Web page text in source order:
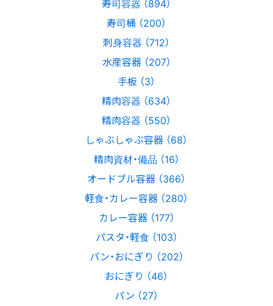
寿司桶 （200）
刺身容器 （712）
水産容器 （207）
手板 （3）
精肉容器 （634）
精肉容器 （550）
しゃぶしゃぶ容器 （68）
精肉資材・備品 （16）
オードブル容器 （366）
軽食・カレー容器 （280）
カレー容器 （177）
パスタ・軽食 （103）
パン・おにぎり （202）
おにぎり （46）
パン （27）